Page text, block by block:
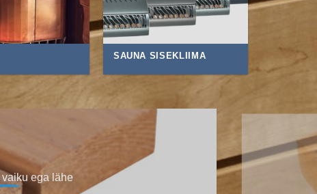
SAUNA SISEKLIIMA
Lepapuit